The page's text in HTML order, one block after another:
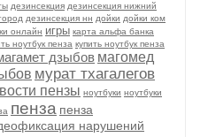
дезинсекция дезинсекция нижний
дезинсекция нн дойки дойки ком
онлайн игры карта альфа банка
ноутбук пенза купить ноутбук пенза
дзыбов магомед
мурат тхагалегов
пензы ноутбуки ноутбуки
пенза пенза
нарушений